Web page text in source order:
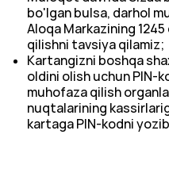
bo'lgan bulsa, darhol
Aloqa Markazining
qilishni tavsiya qilamiz;
Kartangizni boshqa
oldini olish uchun PIN-
muhofaza qilish
nuqtalarining
kartaga PIN-kodni